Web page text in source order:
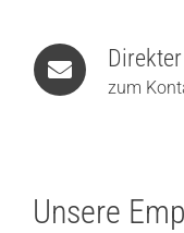
zum
Unsere